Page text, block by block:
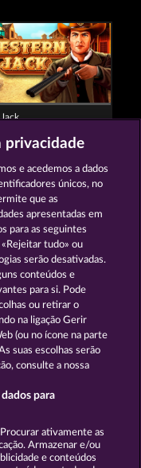
Multiply
Marca
Facebook
privacidade
e acedemos a dados
únicos, no
que as
apresentadas em
para as seguintes
tudo» ou
serão desativadas.
conteúdos e
para si. Pode
ou retirar o
na ligação Gerir
(ou no ícone na parte
suas escolhas serão
consulte a nossa
para
ativamente as
Armazenar e/ou
e conteúdos